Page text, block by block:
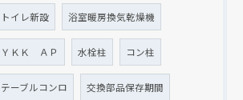
トイレ新設 浴室暖房換気乾燥機
ＹＫＫ ＡＰ 水栓柱 コン柱
テーブルコンロ 交換部品保存期間